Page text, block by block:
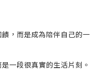
，而是成為陪伴自己的一
一段很真實的生活片刻。